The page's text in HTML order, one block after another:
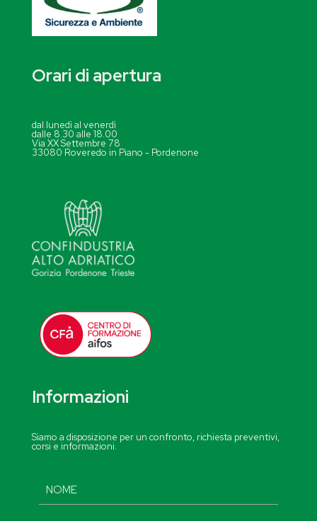
Orari di apertura
dal lunedì al venerdì
dalle 8.30 alle 18.00
Via XX Settembre 78
33080 Roveredo in Piano - Pordenone
Informazioni
Siamo a disposizione per un confronto, richiesta preventivi,
corsi e informazioni.